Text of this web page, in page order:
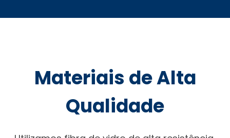
Materiais de Alta
Qualidade